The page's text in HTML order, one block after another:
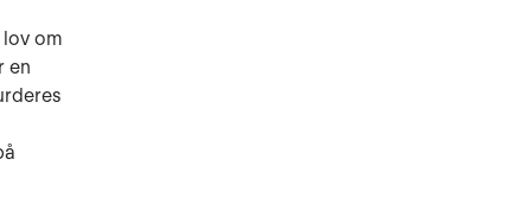
om
en